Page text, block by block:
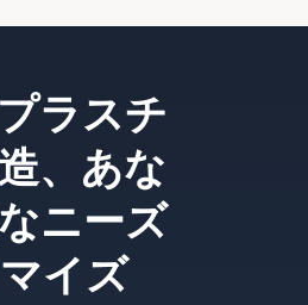
ラスチ
、あな
ニーズ
イズ